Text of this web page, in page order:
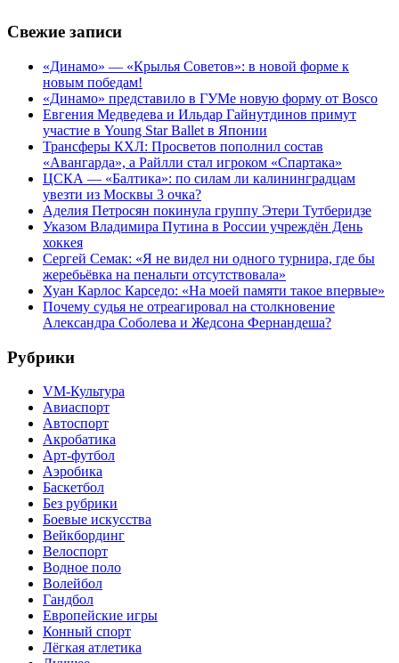
Свежие записи
«Динамо» — «Крылья Советов»: в новой форме к
новым победам!
«Динамо» представило в ГУМе новую форму от Bosco
Евгения Медведева и Ильдар Гайнутдинов примут
участие в Young Star Ballet в Японии
Трансферы КХЛ: Просветов пополнил состав
«Авангарда», а Райлли стал игроком «Спартака»
ЦСКА — «Балтика»: по силам ли калининградцам
увезти из Москвы 3 очка?
Аделия Петросян покинула группу Этери Тутберидзе
Указом Владимира Путина в России учреждён День
хоккея
Сергей Семак: «Я не видел ни одного турнира, где бы
жеребьёвка на пенальти отсутствовала»
Хуан Карлос Карседо: «На моей памяти такое впервые»
Почему судья не отреагировал на столкновение
Александра Соболева и Жедсона Фернандеша?
Рубрики
VM-Культура
Авиаспорт
Автоспорт
Акробатика
Арт-футбол
Аэробика
Баскетбол
Без рубрики
Боевые искусства
Вейкбординг
Велоспорт
Водное поло
Волейбол
Гандбол
Европейские игры
Конный спорт
Лёгкая атлетика